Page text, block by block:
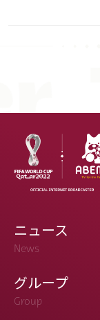
ニュース
News
グループ
Group